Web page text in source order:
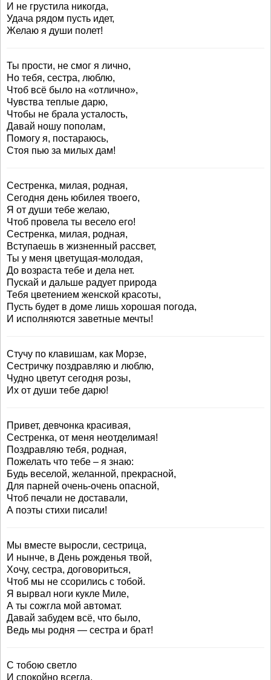
И не грустила никогда,
Удача рядом пусть идет,
Желаю я души полет!
Ты прости, не смог я лично,
Но тебя, сестра, люблю,
Чтоб всё было на «отлично»,
Чувства теплые дарю,
Чтобы не брала усталость,
Давай ношу пополам,
Помогу я, постараюсь,
Стоя пью за милых дам!
Сестренка, милая, родная,
Сегодня день юбилея твоего,
Я от души тебе желаю,
Чтоб провела ты весело его!
Сестренка, милая, родная,
Вступаешь в жизненный рассвет,
Ты у меня цветущая-молодая,
До возраста тебе и дела нет.
Пускай и дальше радует природа
Тебя цветением женской красоты,
Пусть будет в доме лишь хорошая погода,
И исполняются заветные мечты!
Стучу по клавишам, как Морзе,
Сестричку поздравляю и люблю,
Чудно цветут сегодня розы,
Их от души тебе дарю!
Привет, девчонка красивая,
Сестренка, от меня неотделимая!
Поздравляю тебя, родная,
Пожелать что тебе – я знаю:
Будь веселой, желанной, прекрасной,
Для парней очень-очень опасной,
Чтоб печали не доставали,
А поэты стихи писали!
Мы вместе выросли, сестрица,
И нынче, в День рожденья твой,
Хочу, сестра, договориться,
Чтоб мы не ссорились с тобой.
Я вырвал ноги кукле Миле,
А ты сожгла мой автомат.
Давай забудем всё, что было,
Ведь мы родня — сестра и брат!
С тобою светло
И спокойно всегда,